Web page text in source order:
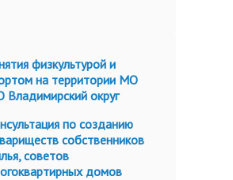
физкультурой и
на территории МО
Владимирский округ
по созданию
собственников
советов
домов